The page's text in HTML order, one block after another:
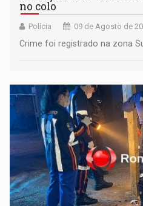
no colo
Polícia 09 de Agosto de
Crime foi registrado na zona